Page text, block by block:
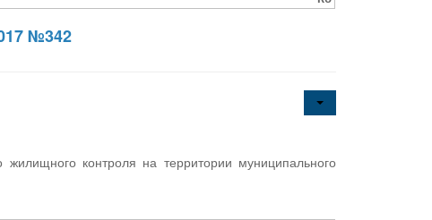
№342
контроля на территории муниципального